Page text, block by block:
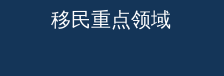
移民重点领域